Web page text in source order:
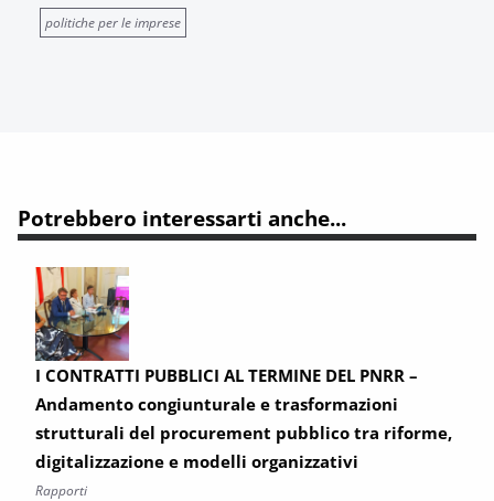
politiche per le imprese
Potrebbero interessarti anche...
I CONTRATTI PUBBLICI AL TERMINE DEL PNRR –
Andamento congiunturale e trasformazioni
strutturali del procurement pubblico tra riforme,
digitalizzazione e modelli organizzativi
Rapporti